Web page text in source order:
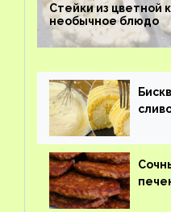
Стейки из цветной
необычное блюдо